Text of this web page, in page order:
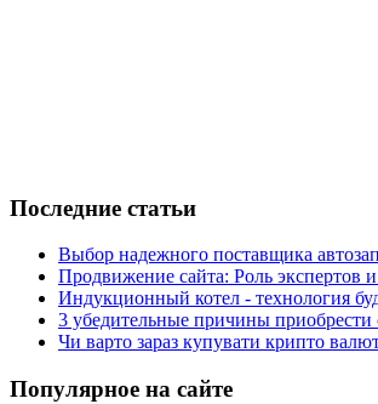
Последние статьи
Выбор надежного поставщика
Продвижение сайта: Роль экспертов
Индукционный котел - технология
3 убедительные причины
Чи варто зараз купувати крипто
Популярное на сайте